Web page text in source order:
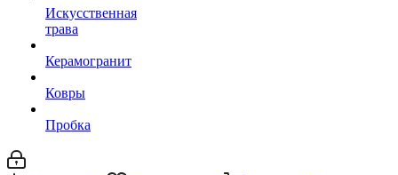
Искусственная
трава
Керамогранит
Ковры
Пробка